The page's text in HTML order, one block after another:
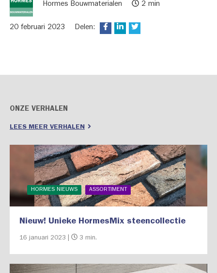
Hormes Bouwmaterialen 2 min
20 februari 2023 Delen:
ONZE VERHALEN
LEES MEER VERHALEN
HORMES NIEUWS ASSORTIMENT
Nieuw! Unieke HormesMix steencollectie
16 januari 2023 | 3 min.